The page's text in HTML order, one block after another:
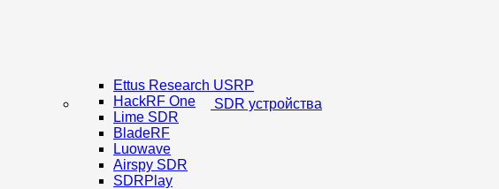
SDR устройства
Ettus Research USRP
HackRF One
Lime SDR
BladeRF
Luowave
Airspy SDR
SDRPlay